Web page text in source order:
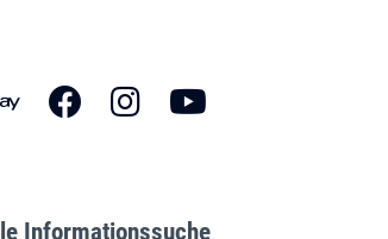
Informationssuche